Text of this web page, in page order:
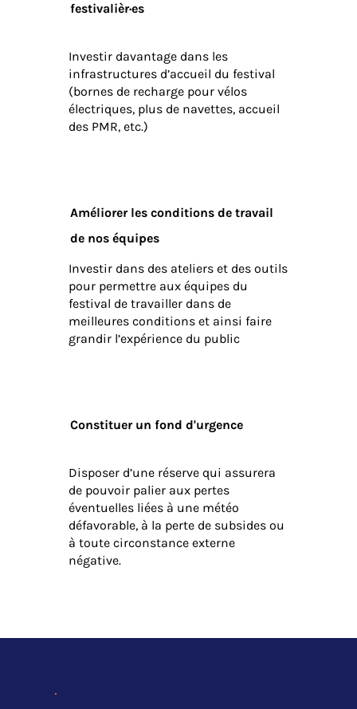
festivalièr·es
Investir davantage dans les
infrastructures d’accueil du festival
(bornes de recharge pour vélos
électriques, plus de navettes, accueil
des PMR, etc.)
Améliorer les conditions de travail
de nos équipes
Investir dans des ateliers et des outils
pour permettre aux équipes du
festival de travailler dans de
meilleures conditions et ainsi faire
grandir l’expérience du public
Constituer un fond d'urgence
Disposer d’une réserve qui assurera
de pouvoir palier aux pertes
éventuelles liées à une météo
défavorable, à la perte de subsides ou
à toute circonstance externe
négative.